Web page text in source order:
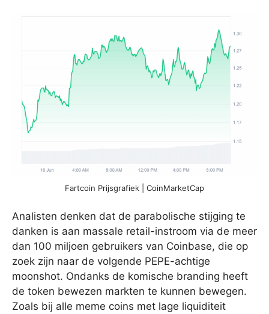
Fartcoin Prijsgrafiek | CoinMarketCap
Analisten denken dat de parabolische stijging te
danken is aan massale retail-instroom via de meer
dan 100 miljoen gebruikers van Coinbase, die op
zoek zijn naar de volgende PEPE-achtige
moonshot. Ondanks de komische branding heeft
de token bewezen markten te kunnen bewegen.
Zoals bij alle meme coins met lage liquiditeit